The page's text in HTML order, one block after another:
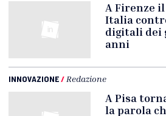
A Firenze
Italia
digitali dei
anni
INNOVAZIONE/ Redazione
A Pisa
la parola